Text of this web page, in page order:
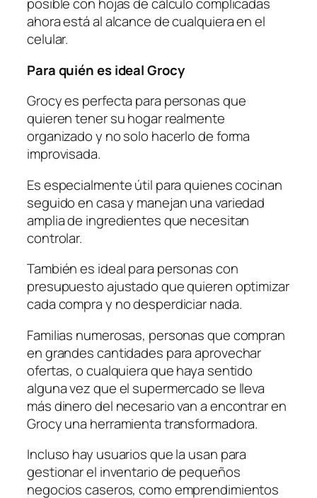
posible con hojas de cálculo complicadas
ahora está al alcance de cualquiera en el
celular.
Para quién es ideal Grocy
Grocy es perfecta para personas que
quieren tener su hogar realmente
organizado y no solo hacerlo de forma
improvisada.
Es especialmente útil para quienes cocinan
seguido en casa y manejan una variedad
amplia de ingredientes que necesitan
controlar.
También es ideal para personas con
presupuesto ajustado que quieren optimizar
cada compra y no desperdiciar nada.
Familias numerosas, personas que compran
en grandes cantidades para aprovechar
ofertas, o cualquiera que haya sentido
alguna vez que el supermercado se lleva
más dinero del necesario van a encontrar en
Grocy una herramienta transformadora.
Incluso hay usuarios que la usan para
gestionar el inventario de pequeños
negocios caseros, como emprendimientos